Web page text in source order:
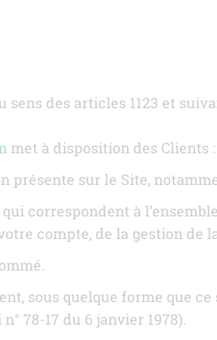
des articles 1123 et
met à disposition des Clients :
présente sur le Site,
correspondent à
compte, de la gestion de
sous quelque forme que
78-17 du 6 janvier 1978).